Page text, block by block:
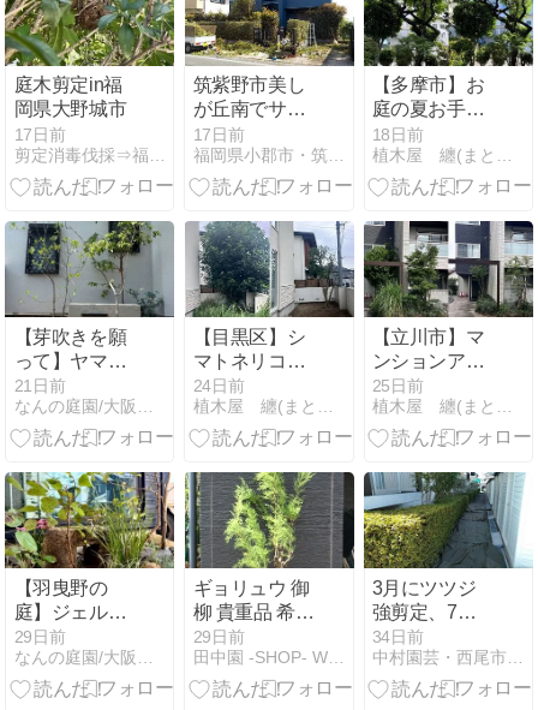
庭木剪定in福
岡県大野城市
17日前
剪定消毒伐採⇒福岡グリーンハウス
筑紫野市美し
が丘南でサザ
ンカ、ヒイラ
ギモクセイの
剪定をしまし
17日前
福岡県小郡市・筑紫野市・久留米市の植木屋 浜田造園
【多摩市】お
庭の夏お手入
れ！ウメ・モ
クレン・ノウ
ゼンカズラの
18日前
植木屋 纏(まとい)造園の日記
【芽吹きを願
って】ヤマツ
ツジからシャ
リンバイへ
21日前
なんの庭園/大阪・和歌山のナチュラル庭デザインつくりてブログ
【目黒区】シ
マトネリコの
越境解消剪定
＆建物まわり
の徹底除草で
24日前
植木屋 纏(まとい)造園の日記
【立川市】マ
ンションアプ
ローチが劇的
変化！ソヨ
ゴ・ヒメシャ
木刈込!
25日前
植木屋 纏(まとい)造園の日記
【羽曳野の
庭】ジェルラ
ンタンの灯り
を楽しむ庭づ
くり
29日前
なんの庭園/大阪・和歌山のナチュラル庭デザインつくりてブログ
ギョリュウ 御
柳 貴重品 希少
品 販売 画像
写真 値段 価格
植木 ＃ギョリ
29日前
田中園 -SHOP- Web Magazine
3月にツツジ
強剪定、7月
現在その後の
様子
34日前
中村園芸・西尾市の小さな植木屋さん